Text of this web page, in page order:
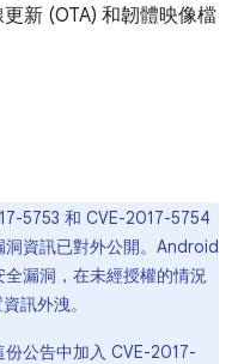
新 (OTA) 和韌體映像檔
5753 和 CVE-2017-5754
資訊已對外公開。Android
漏洞，在未經授權的情況
訊外洩。
公告中加入 CVE-2017-